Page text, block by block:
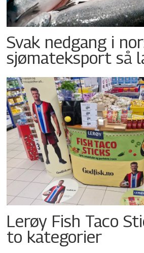
Svak nedgang i
sjømateksport så
Lerøy Fish Taco
to kategorier